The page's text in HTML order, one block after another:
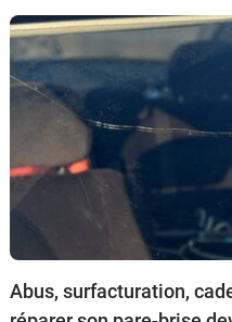
Abus, surfacturation,